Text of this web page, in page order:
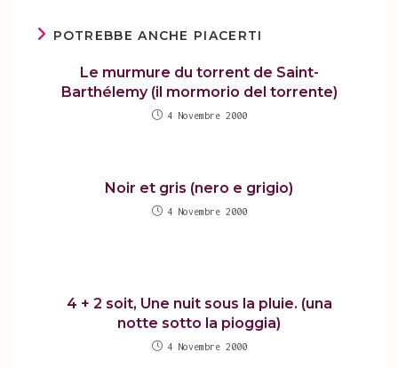
POTREBBE ANCHE PIACERTI
Le murmure du torrent de Saint-
Barthélemy (il mormorio del torrente)
4 Novembre 2000
Noir et gris (nero e grigio)
4 Novembre 2000
4 + 2 soit, Une nuit sous la pluie. (una
notte sotto la pioggia)
4 Novembre 2000